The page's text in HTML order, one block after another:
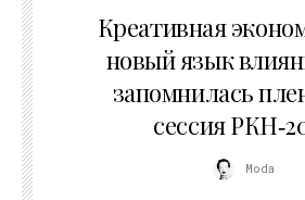
Креативная
новый язык
запомнилась
сессия
Moda